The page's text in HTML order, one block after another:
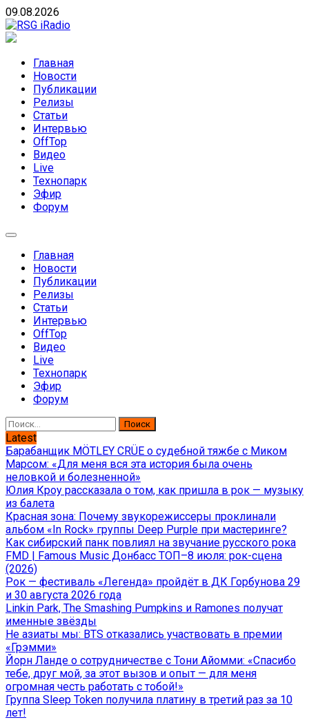
Skip
to
content
09.08.2026
направлений без возрастных ограничений
Главная
Новости
Публикации
Релизы
Статьи
Интервью
OffTop
Видео
Live
Технопарк
Эфир
Форум
Главная
Новости
Публикации
Релизы
Статьи
Интервью
OffTop
Видео
Live
Технопарк
Эфир
Форум
Найти:
Latest
Барабанщик MÖTLEY CRÜE о судебной тяжбе с Миком
Марсом: «Для меня вся эта история была очень
неловкой и болезненной»
Юлия Кроу рассказала о том, как пришла в рок — музыку
из балета
Красная зона: Почему звукорежиссеры проклинали
альбом «In Rock» группы Deep Purple при мастеринге?
Как сибирский панк повлиял на звучание русского рока
FMD | Famous Music Донбасс ТОП–8 июля: рок-сцена
(2026)
Рок — фестиваль «Легенда» пройдёт в ДК Горбунова 29
и 30 августа 2026 года
Linkin Park, The Smashing Pumpkins и Ramones получат
именные звёзды
Не азиаты мы: BTS отказались участвовать в премии
«Грэмми»
Йорн Ланде о сотрудничестве с Тони Айомми: «Спасибо
тебе, друг мой, за этот вызов и опыт — для меня
огромная честь работать с тобой!»
Группа Sleep Token получила платину в третий раз за 10
лет!